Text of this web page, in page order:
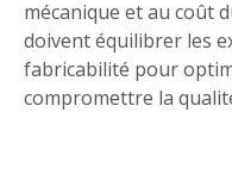
mécanique et au coût
doivent équilibrer les
fabricabilité pour
compromettre la